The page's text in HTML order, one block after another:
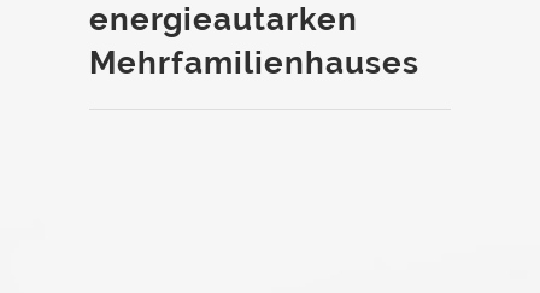
energieautarken
Mehrfamilienhauses